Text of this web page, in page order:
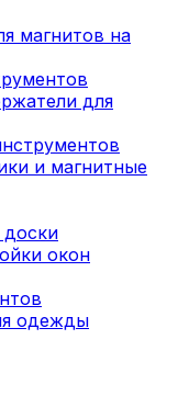
магнитов на
для
и магнитные
окон
одежды